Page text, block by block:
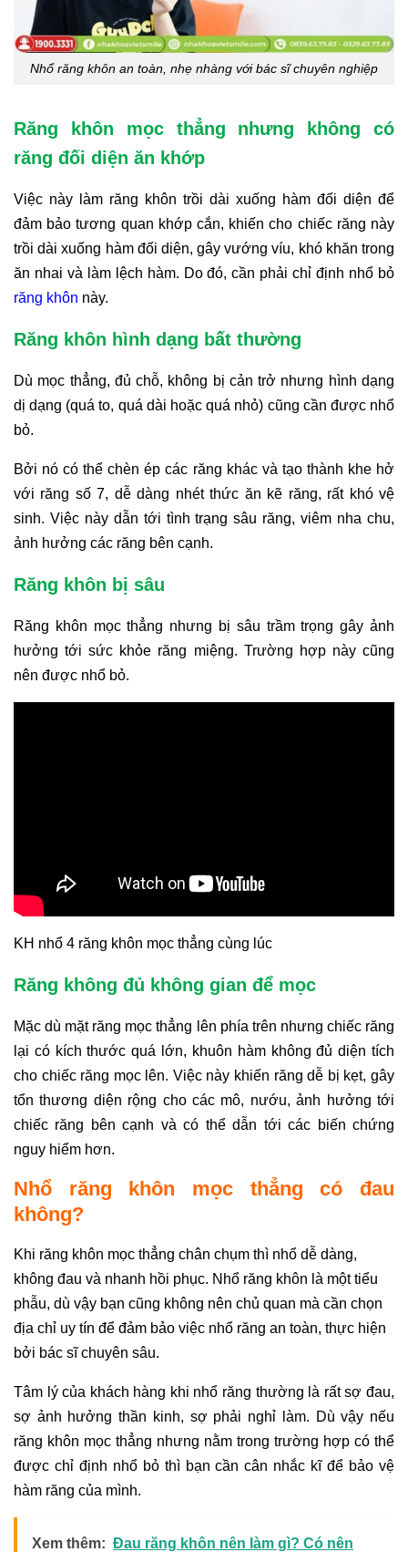
Nhổ răng khôn an toàn, nhẹ nhàng với bác sĩ chuyên nghiệp
Răng khôn mọc thẳng nhưng không có
răng đối diện ăn khớp
Việc này làm răng khôn trồi dài xuống hàm đối diện để
đảm bảo tương quan khớp cắn, khiến cho chiếc răng này
trồi dài xuống hàm đối diện, gây vướng víu, khó khăn trong
ăn nhai và làm lệch hàm. Do đó, cần phải chỉ định nhổ bỏ
răng khôn này.
Răng khôn hình dạng bất thường
Dù mọc thẳng, đủ chỗ, không bị cản trở nhưng hình dạng
dị dạng (quá to, quá dài hoặc quá nhỏ) cũng cần được nhổ
bỏ.
Bởi nó có thể chèn ép các răng khác và tạo thành khe hở
với răng số 7, dễ dàng nhét thức ăn kẽ răng, rất khó vệ
sinh. Việc này dẫn tới tình trạng sâu răng, viêm nha chu,
ảnh hưởng các răng bên cạnh.
Răng khôn bị sâu
Răng khôn mọc thẳng nhưng bị sâu trầm trọng gây ảnh
hưởng tới sức khỏe răng miệng. Trường hợp này cũng
nên được nhổ bỏ.
KH nhổ 4 răng khôn mọc thẳng cùng lúc
Răng không đủ không gian để mọc
Mặc dù mặt răng mọc thẳng lên phía trên nhưng chiếc răng
lại có kích thước quá lớn, khuôn hàm không đủ diện tích
cho chiếc răng mọc lên. Việc này khiến răng dễ bị kẹt, gây
tổn thương diện rộng cho các mô, nướu, ảnh hưởng tới
chiếc răng bên cạnh và có thể dẫn tới các biến chứng
nguy hiểm hơn.
Nhổ răng khôn mọc thẳng có đau
không?
Khi răng khôn mọc thẳng chân chụm thì nhổ dễ dàng,
không đau và nhanh hồi phục. Nhổ răng khôn là một tiểu
phẫu, dù vậy bạn cũng không nên chủ quan mà cần chọn
địa chỉ uy tín để đảm bảo việc nhổ răng an toàn, thực hiện
bởi bác sĩ chuyên sâu.
Tâm lý của khách hàng khi nhổ răng thường là rất sợ đau,
sợ ảnh hưởng thần kinh, sợ phải nghỉ làm. Dù vậy nếu
răng khôn mọc thẳng nhưng nằm trong trường hợp có thể
được chỉ định nhổ bỏ thì bạn cần cân nhắc kĩ để bảo vệ
hàm răng của mình.
Xem thêm: Đau răng khôn nên làm gì? Có nên